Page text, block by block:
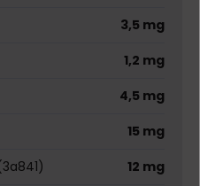
3,5 mg
1,2 mg
4,5 mg
15 mg
12 mg